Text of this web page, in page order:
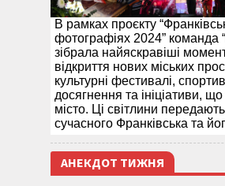
В рамках проєкту
фотографіях 2024” команда
зібрала найяскравіші
відкриття нових міських
культурні фестивалі,
досягнення та ініціативи,
місто. Ці світлини
сучасного Франківська та
АНЕКДОТ ТИЖНЯ